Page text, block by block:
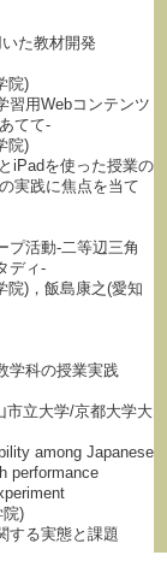
た教材開発
院)
習用Webコンテンツ
てて‐
院)
iPadを使った授業の
実践に焦点を当て
プ活動-二等辺三角
ディ‐
院)，飯島康之(愛知
学科の授業実践
立大学/京都大学大
among Japanese
performance
院)
する実態と課題